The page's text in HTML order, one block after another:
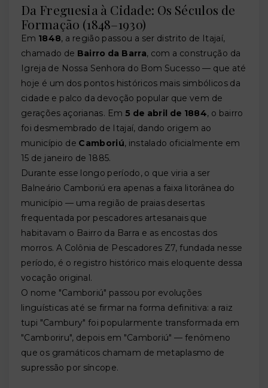
Da Freguesia à Cidade: Os Séculos de
Formação (1848–1930)
Em 1848, a região passou a ser distrito de Itajaí,
chamado de Bairro da Barra, com a construção da
Igreja de Nossa Senhora do Bom Sucesso — que até
hoje é um dos pontos históricos mais simbólicos da
cidade e palco da devoção popular que vem de
gerações açorianas. Em 5 de abril de 1884, o bairro
foi desmembrado de Itajaí, dando origem ao
município de Camboriú, instalado oficialmente em
15 de janeiro de 1885.
Durante esse longo período, o que viria a ser
Balneário Camboriú era apenas a faixa litorânea do
município — uma região de praias desertas
frequentada por pescadores artesanais que
habitavam o Bairro da Barra e as encostas dos
morros. A Colônia de Pescadores Z7, fundada nesse
período, é o registro histórico mais eloquente dessa
vocação original.
O nome "Camboriú" passou por evoluções
linguísticas até se firmar na forma definitiva: a raiz
tupi "Cambury" foi popularmente transformada em
"Camboriru", depois em "Camboriú" — fenômeno
que os gramáticos chamam de metaplasmo de
supressão por síncope.